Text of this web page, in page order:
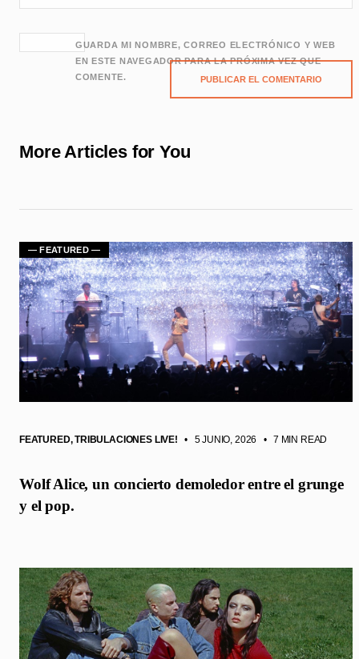
GUARDA MI NOMBRE, CORREO ELECTRÓNICO Y WEB
EN ESTE NAVEGADOR PARA LA PRÓXIMA VEZ QUE
COMENTE.
More Articles for You
FEATURED,TRIBULACIONES LIVE! • 5 JUNIO, 2026 • 7 MIN READ
Wolf Alice, un concierto demoledor entre el grunge
y el pop.
— FEATURED —